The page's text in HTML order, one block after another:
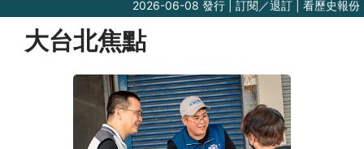
2026-06-08 發行 | 訂閱／退訂 看歷史報份
大台北焦點